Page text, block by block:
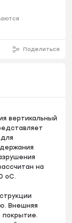
Поделиться
вертикальный
на
оС.
Внешняя
покрытие.